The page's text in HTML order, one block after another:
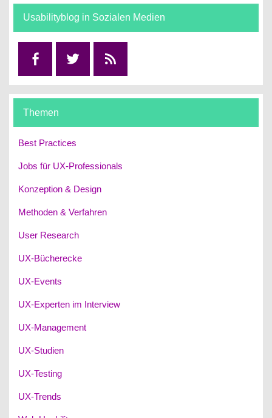
Usabilityblog in Sozialen Medien
Themen
Best Practices
Jobs für UX-Professionals
Konzeption & Design
Methoden & Verfahren
User Research
UX-Bücherecke
UX-Events
UX-Experten im Interview
UX-Management
UX-Studien
UX-Testing
UX-Trends